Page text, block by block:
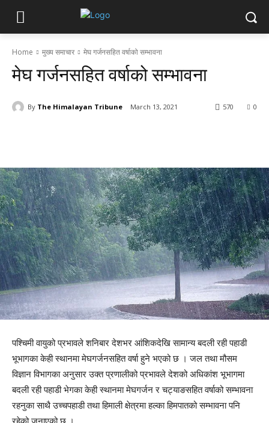
Home मुख्य समाचार मेघ गर्जनसहित वर्षाको सम्भावना
मेघ गर्जनसहित वर्षाको सम्भावना
By The Himalayan Tribune March 13, 2021 0
570
पश्चिमी वायुको प्रभावले शनिबार देशभर आंशिकदेखि सामान्य बदली रही पहाडी
भूभागका केही स्थानमा मेघगर्जनसहित वर्षा हुने भएको छ । जल तथा मौसम
विज्ञान विभागका अनुसार उक्त प्रणालीको प्रभावले देशको अधिकांश भूभागमा
बदली रही पहाडी भेगका केही स्थानमा मेघगर्जन र चट्याङसहित वर्षाको सम्भावना
रहनुका साथै उच्चपहाडी तथा हिमाली क्षेत्रमा हल्का हिमपातको सम्भावना पनि
रहेको जनाएको छ ।